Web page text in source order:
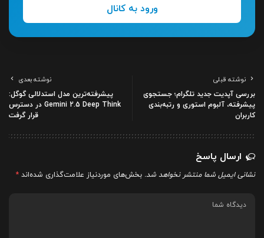
ورود به کانال
نوشته قبلی
بررسی آپدیت جدید تلگرام؛ جستجوی
پیشرفته، آلبوم استوری و رتبه‌بندی
کاربران
نوشته بعدی
پیشرفته‌ترین مدل استدلالی گوگل:
Gemini 2.5 Deep Think در دسترس
قرار گرفت
ارسال پاسخ
نشانی ایمیل شما منتشر نخواهد شد. بخش‌های موردنیاز علامت‌گذاری شده‌اند *